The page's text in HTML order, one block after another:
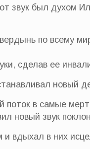
звук был духом
по всему
сделав ее
новый
поток в самые
новый звук
вдыхал в них